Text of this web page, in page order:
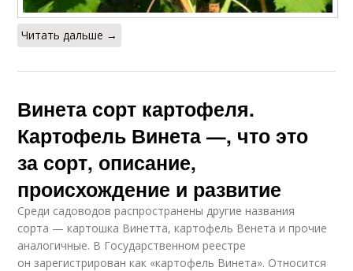
Читать дальше →
Винета сорт картофеля.
Картофель Винета —, что это
за сорт, описание,
происхождение и развитие
Среди садоводов распространены другие названия
сорта — картошка Винетта, картофель Венета и прочие
аналогичные. В Государственном реестре
он зарегистрирован как «картофель Винета». Относится